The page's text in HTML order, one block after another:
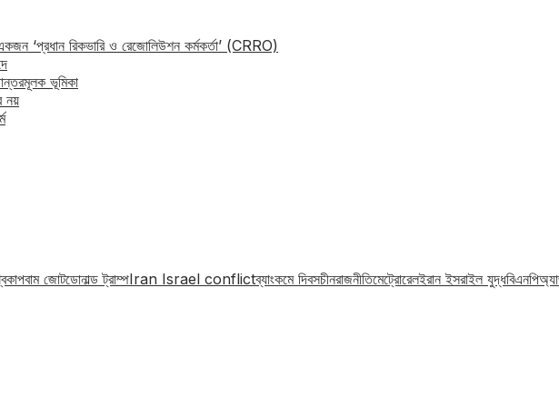
‘প্রধান রিকভারি ও রেজোলিউশন কর্মকর্তা’ (CRRO)
ভূমিকা
নয়
বাম জোটডোনাল্ড ট্রাম্পIran Israel conflictব্যাংকমে দিবসচীনরাজনীতিমেট্রোরেলইরান ইসরাইল যুদ্ধবিএনপি